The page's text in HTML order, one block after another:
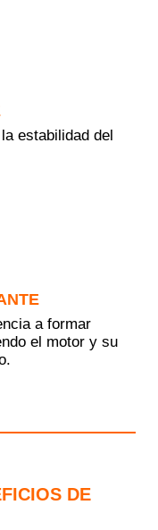
estabilidad del
a formar
el motor y su
DE